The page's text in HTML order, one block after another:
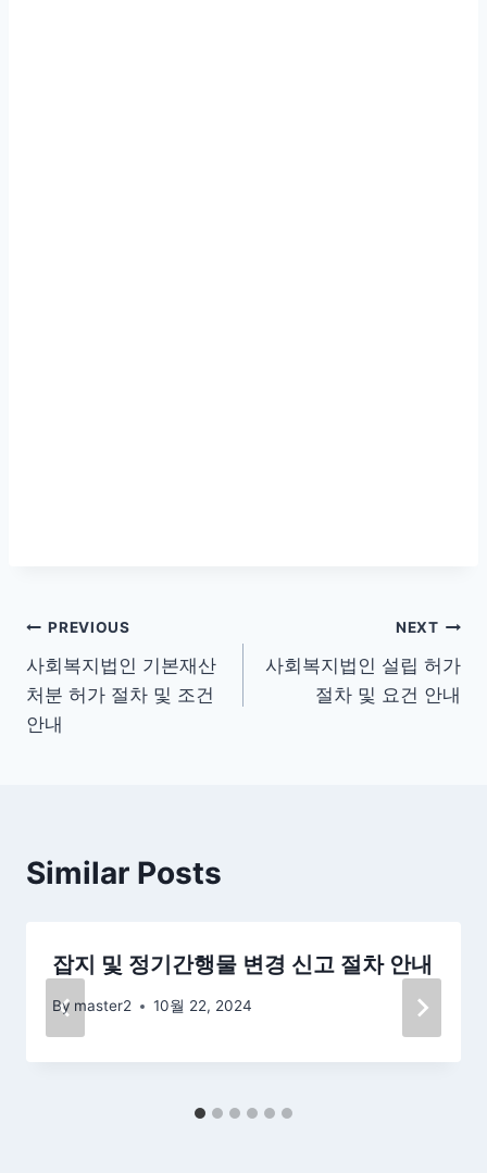
글
탐
색
PREVIOUS
사회복지법인 기본재산
처분 허가 절차 및 조건
안내
NEXT
사회복지법인 설립 허가
절차 및 요건 안내
Similar Posts
잡지 및 정기간행물 변경 신고 절차 안내
By master2 10월 22, 2024